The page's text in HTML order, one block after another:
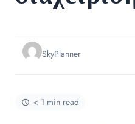
SkyPlanner
< 1 min read